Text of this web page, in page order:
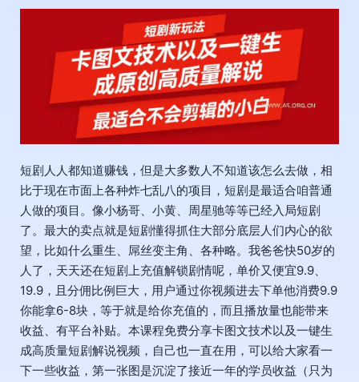
短剧人人都知道赚钱，但是大多数人不知道该怎么去做，相
比于现在市面上各种炸七乱八的项目，短剧是最适合咱普通
人做的项目。像小杨哥、小黄、周星驰等等已经入局短剧
了。最大的卖点就是短剧懂得抓住大部分底层人们内心的欲
望，比如什么重生、屌丝变主角、各种略。我爸爸快50岁的
人了，天天还在短剧上充值解锁剧情呢，单价又便宜9.9、
19.9，且分佣比例巨大，用户通过你视频进去下单他消费9.9
你能拿6-8块，等于就是给你充值的，而且播放量也能带来
收益、有平台补贴。本课程免费分享卡图文技术以及一键生
成高质量短剧解说视频，自己也一直在用，可以给大家看一
下一些收益，第一张图是沉淀了接近一年的学员收益（只为